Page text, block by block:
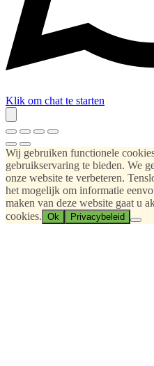
Klik om chat te starten
Wij gebruiken functionele
gebruikservaring te bieden. We
onze website te verbeteren.
het mogelijk om informatie
maken van deze website gaat u
cookies. Ok Privacybeleid